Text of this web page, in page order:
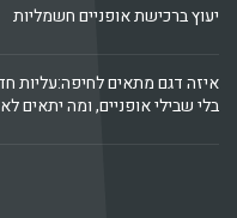
אופניים חשמליות
מתאים לחיפה:עליות חדות וירידות
אופניים, ומה יתאים לאישתי?